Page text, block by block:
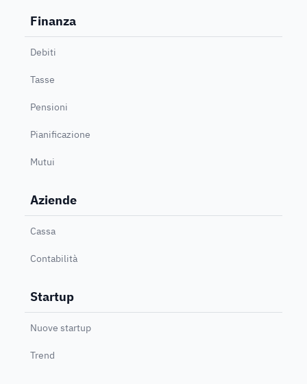
Finanza
Debiti
Tasse
Pensioni
Pianificazione
Mutui
Aziende
Cassa
Contabilità
Startup
Nuove startup
Trend